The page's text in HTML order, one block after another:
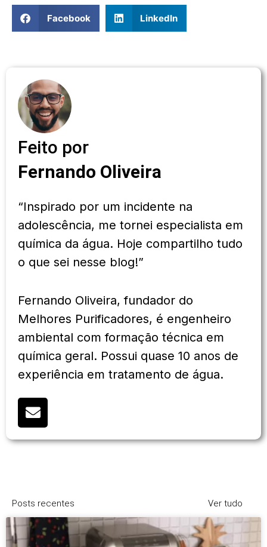
Facebook LinkedIn
Feito por
Fernando Oliveira
“Inspirado por um incidente na
adolescência, me tornei especialista em
química da água. Hoje compartilho tudo
o que sei nesse blog!”
Fernando Oliveira, fundador do
Melhores Purificadores, é engenheiro
ambiental com formação técnica em
química geral. Possui quase 10 anos de
experiência em tratamento de água.
Posts recentes Ver tudo